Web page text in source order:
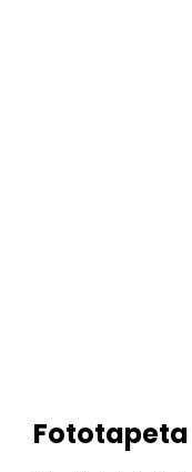
Fototapeta